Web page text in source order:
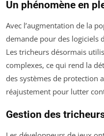
Un phénomène en
Avec l’augmentation de la
demande pour des logiciels
Les tricheurs désormais
complexes, ce qui rend la
des systèmes de protection
réajustement pour lutter
Gestion des